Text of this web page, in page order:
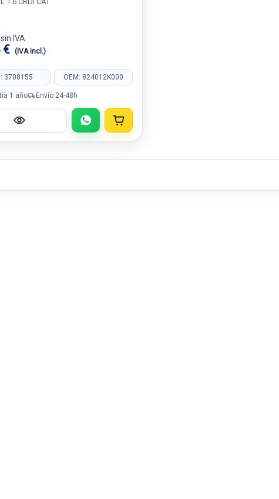
IVA.
€ (IVA incl.)
3708155 OEM: 824012K000
1 año Envío 24-48h